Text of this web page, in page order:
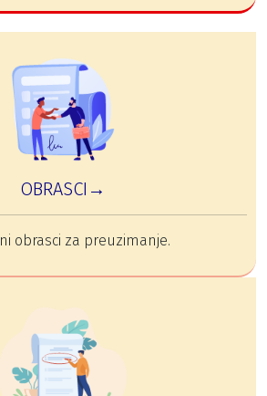
OBRASCI→
obrasci za preuzimanje.